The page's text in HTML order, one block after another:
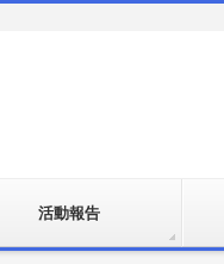
活動報告